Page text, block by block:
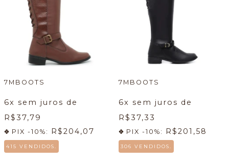
7MBOOTS
6x sem juros de
R$37,79
PIX -10%: R$204,07
415 VENDIDOS.
7MBOOTS
6x sem juros de
R$37,33
PIX -10%: R$201,58
306 VENDIDOS.